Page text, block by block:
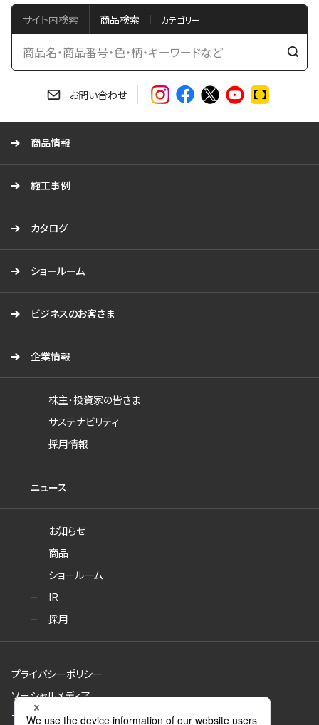
サイト内検索 商品検索
検
お問い合わせ
商品情報
施工事例
カタログ
ショールーム
ビジネスのお客さま
企業情報
株主・投資家の皆さま
サステナビリティ
採用情報
ニュース
お知らせ
商品
ショールーム
IR
採用
プライバシーポリシー
ソーシャルメディア
サイトのご利用について